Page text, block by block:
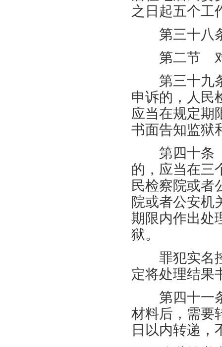
之日起五个工
第三十八条
第二节 对
第三十九条
申诉的，人民
应当在规定期
书面告知监狱
第四十条
的，应当在三
民检察院或者
院或者公安机
期限内作出处
狱。
罪犯实名控
定将处理结果
第四十一条
材料后，需要
日以内转递，